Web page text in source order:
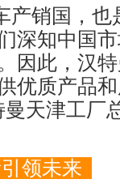
产销国，
深知中国
因此，汉
优质产品
天津工厂
领未来